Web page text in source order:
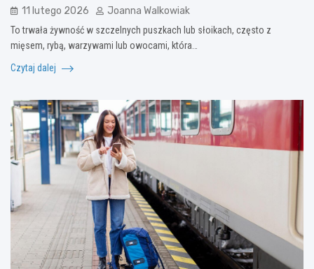
11 lutego 2026 Joanna Walkowiak
To trwała żywność w szczelnych puszkach lub słoikach, często z
mięsem, rybą, warzywami lub owocami, która…
Czytaj dalej